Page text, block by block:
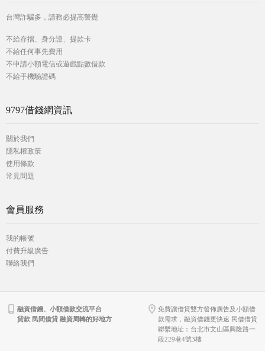
台灣詐騙多，請務必提高警覺
不給存摺、身分證、提款卡
不給任何事先費用
不申請小額電信或遊戲點數借款
不給手機驗證碼
9797借錢網資訊
關於我們
隱私權政策
使用條款
常見問題
會員服務
我的帳號
付費升級廣告
聯絡我們
融資借錢、小額借款交流平台
貸款 民間借貸 融資周轉的好地方
免費讓借貸雙方發佈廣告及小額借
款需求，融資借錢更快速 民借借貸
聯繫地址︰台北市文山區興隆路一
段229巷4號3樓